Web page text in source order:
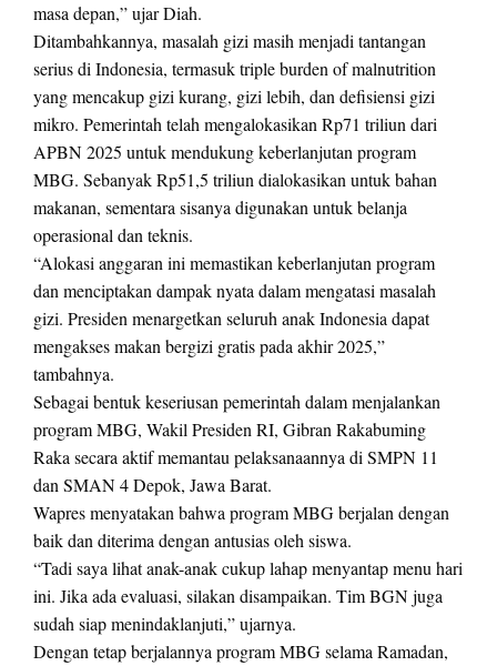
masa depan,” ujar Diah.
Ditambahkannya, masalah gizi masih menjadi tantangan
serius di Indonesia, termasuk triple burden of malnutrition
yang mencakup gizi kurang, gizi lebih, dan defisiensi gizi
mikro. Pemerintah telah mengalokasikan Rp71 triliun dari
APBN 2025 untuk mendukung keberlanjutan program
MBG. Sebanyak Rp51,5 triliun dialokasikan untuk bahan
makanan, sementara sisanya digunakan untuk belanja
operasional dan teknis.
“Alokasi anggaran ini memastikan keberlanjutan program
dan menciptakan dampak nyata dalam mengatasi masalah
gizi. Presiden menargetkan seluruh anak Indonesia dapat
mengakses makan bergizi gratis pada akhir 2025,”
tambahnya.
Sebagai bentuk keseriusan pemerintah dalam menjalankan
program MBG, Wakil Presiden RI, Gibran Rakabuming
Raka secara aktif memantau pelaksanaannya di SMPN 11
dan SMAN 4 Depok, Jawa Barat.
Wapres menyatakan bahwa program MBG berjalan dengan
baik dan diterima dengan antusias oleh siswa.
“Tadi saya lihat anak-anak cukup lahap menyantap menu hari
ini. Jika ada evaluasi, silakan disampaikan. Tim BGN juga
sudah siap menindaklanjuti,” ujarnya.
Dengan tetap berjalannya program MBG selama Ramadan,